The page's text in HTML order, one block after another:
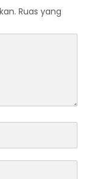
Ruas yang